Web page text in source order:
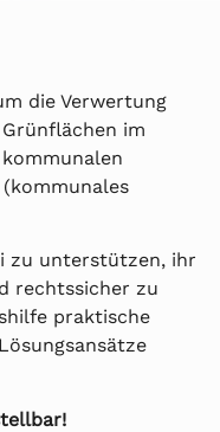
die Verwertung
im
zu unterstützen, ihr
rechtssicher zu
praktische